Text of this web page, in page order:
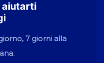
aiutarti
7 giorni alla